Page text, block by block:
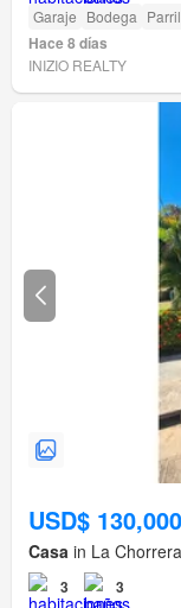
Garaje Bodega
Hace 8 días
INIZIO REALTY
USD$ 130,000
Casa in La
3 3